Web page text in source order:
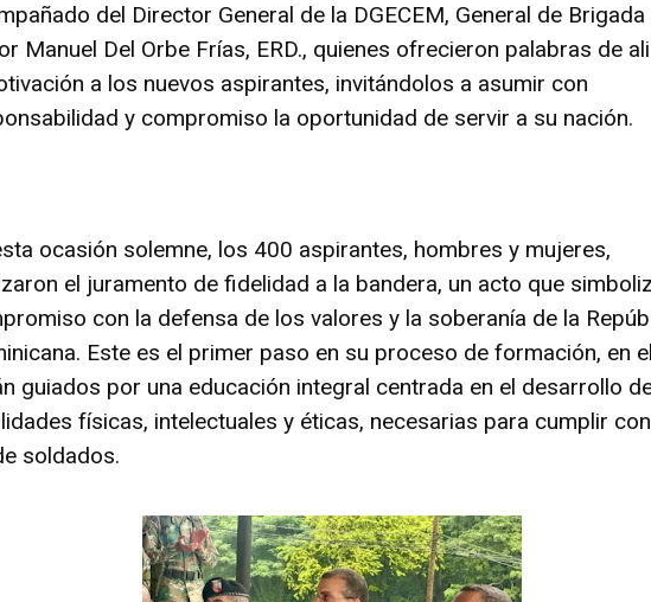
del Director General de la DGECEM, General de Brigada
Manuel Del Orbe Frías, ERD., quienes ofrecieron palabras de
a los nuevos aspirantes, invitándolos a asumir con
y compromiso la oportunidad de servir a su nación.
ocasión solemne, los 400 aspirantes, hombres y mujeres,
el juramento de fidelidad a la bandera, un acto que
con la defensa de los valores y la soberanía de la
Este es el primer paso en su proceso de formación, en
guiados por una educación integral centrada en el desarrollo
físicas, intelectuales y éticas, necesarias para cumplir
soldados.